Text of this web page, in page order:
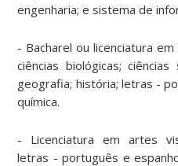
engenharia; e sistema de
- Bacharel ou licenciatura
ciências biológicas; ciências
geografia; história; letras -
química.
- Licenciatura em artes
letras - português e